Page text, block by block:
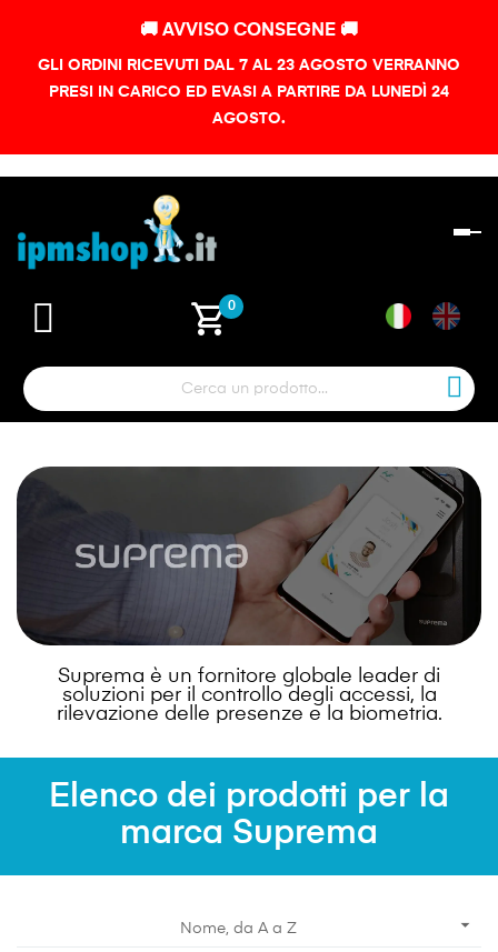
🚚 AVVISO CONSEGNE 🚚
GLI ORDINI RICEVUTI DAL 7 AL 23 AGOSTO VERRANNO
PRESI IN CARICO ED EVASI A PARTIRE DA LUNEDÌ 24
AGOSTO.
shopping_cart0
Suprema è un fornitore globale leader di
soluzioni per il controllo degli accessi, la
rilevazione delle presenze e la biometria.
Elenco dei prodotti per la
marca Suprema
Nome, da A a Z 